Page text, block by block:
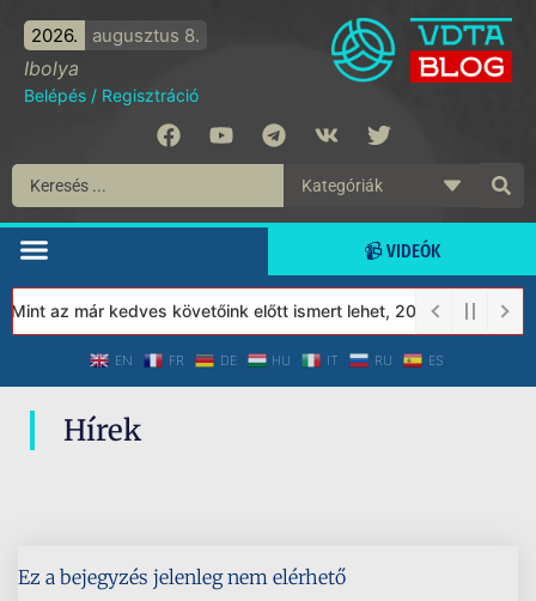
2026. augusztus 8.
Ibolya
Belépés / Regisztráció
📹 VIDEÓK
az már kedves követőink előtt ismert lehet, 2023-tól a
EN FR DE HU IT RU ES
Hírek
Ez a bejegyzés jelenleg nem elérhető